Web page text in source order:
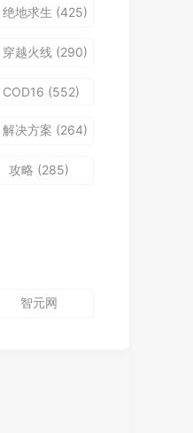
绝地求生 (425)
穿越火线 (290)
COD16 (552)
解决方案 (264)
攻略 (285)
智元网